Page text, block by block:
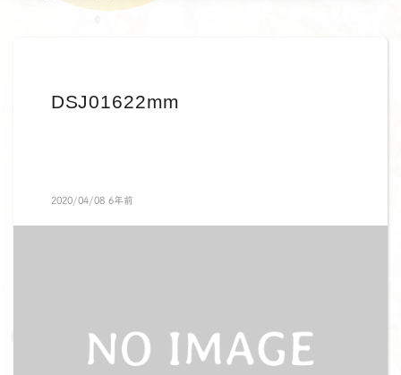
DSJ01622mm
2020/04/08 6年前